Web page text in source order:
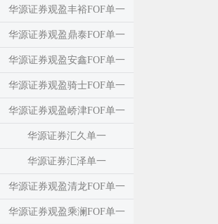
华源证券观盈丰裕FOF单一
华源证券观盈鼎泰FOF单一
华源证券观盈安鑫FOF单一
华源证券观盈骑士FOF单一
华源证券观盈峤津FOF单一
华源证券汇久单一
华源证券汇泽单一
华源证券观盈清龙FOF单一
华源证券观盈乘澜FOF单一